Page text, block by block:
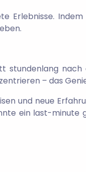
Erlebnisse.
stundenlang
– das
und neue
ein last-minute